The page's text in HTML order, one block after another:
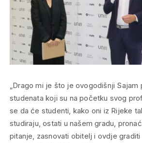
„Drago mi je što je ovogodišnji
studenata koji su na početku svog
se da će studenti, kako oni iz Rijeke
studiraju, ostati u našem gradu,
pitanje, zasnovati obitelj i ovdje